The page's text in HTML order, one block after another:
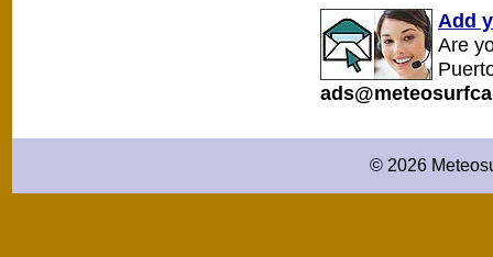
Add
Are
© 2026